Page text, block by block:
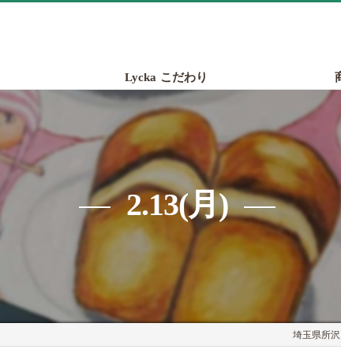
Lycka こだわり
2.13(月)
埼玉県所